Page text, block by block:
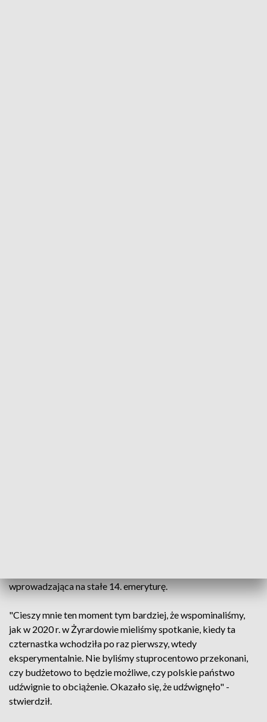
wprowadzająca na stałe 14. emeryturę.
"Cieszy mnie ten moment tym bardziej, że wspominaliśmy,
jak w 2020 r. w Żyrardowie mieliśmy spotkanie, kiedy ta
czternastka wchodziła po raz pierwszy, wtedy
eksperymentalnie. Nie byliśmy stuprocentowo przekonani,
czy budżetowo to będzie możliwe, czy polskie państwo
udźwignie to obciążenie. Okazało się, że udźwignęło" -
stwierdził.